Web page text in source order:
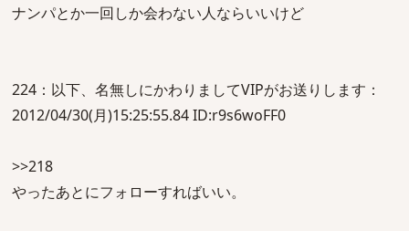
ナンパとか一回しか会わない人ならいいけど
224：以下、名無しにかわりましてVIPがお送りします：
2012/04/30(月)15:25:55.84 ID:r9s6woFF0
>>218
やったあとにフォローすればいい。